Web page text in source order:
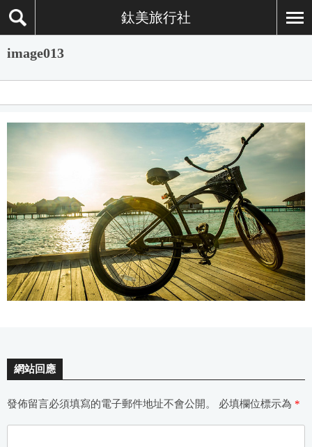
鈦美旅行社
image013
網站回應
發佈留言必須填寫的電子郵件地址不會公開。 必填欄位標示為 *